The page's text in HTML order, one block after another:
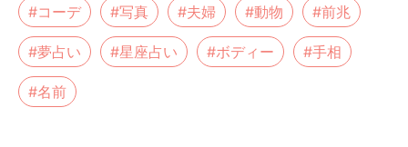
#コーデ #写真 #夫婦 #動物 #前兆
#夢占い #星座占い #ボディー #手相
#名前